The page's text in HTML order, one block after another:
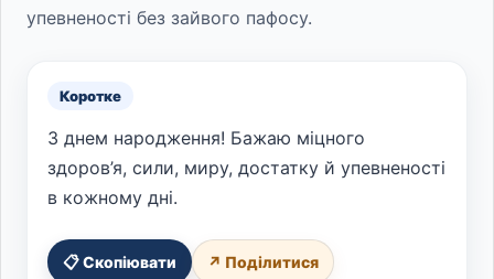
упевненості без зайвого пафосу.
Коротке
З днем народження! Бажаю міцного
здоров’я, сили, миру, достатку й упевненості
в кожному дні.
📋 Скопіювати ↗ Поділитися